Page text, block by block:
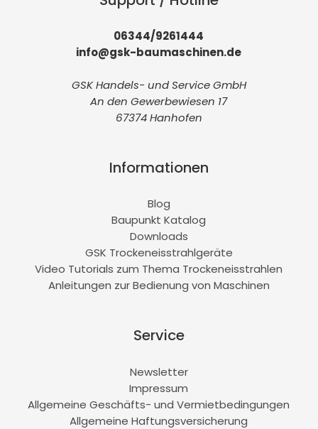
06344/9261444
info@gsk-baumaschinen.de
GSK Handels- und Service GmbH
An den Gewerbewiesen 17
67374 Hanhofen
Informationen
Blog
Baupunkt Katalog
Downloads
GSK Trockeneisstrahlgeräte
Video Tutorials zum Thema Trockeneisstrahlen
Anleitungen zur Bedienung von Maschinen
Service
Newsletter
Impressum
Allgemeine Geschäfts- und Vermietbedingungen
Allgemeine Haftungsversicherung